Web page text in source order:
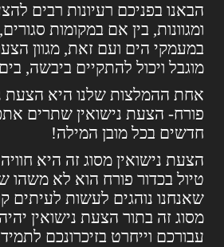
הבאנו בפניכם רעיונות רבים
ומגוונות, בין אם במקומות
במעמקי הים ועם זאת, מגוון
מוגבל ויכול להתקיים ביבשה, בים
אחת ההמלצות שלנו היא הצעת
פורח- הצעת נישואין שתרים
חדשים בכל מובן המילה!
הצעת נישואין מסוג זה היא
טיול בכדור פורח הוא לא משהו
שאנחנו נוהגים לעשות לעיתים
מסוג זה בתור הצעת נישואין
עבורכם וייחרט בזיכרונכם